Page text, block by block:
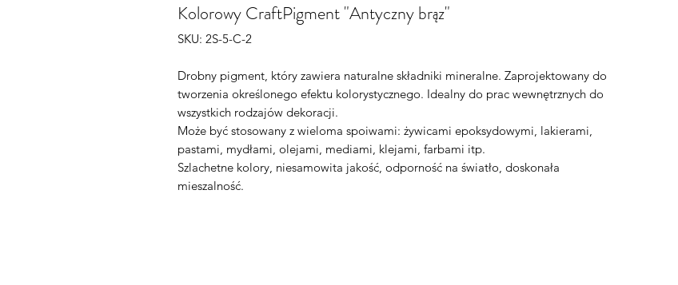
Kolorowy CraftPigment "Antyczny brąz"
SKU: 2S-5-C-2
Drobny pigment, który zawiera naturalne składniki mineralne. Zaprojektowany do
tworzenia określonego efektu kolorystycznego. Idealny do prac wewnętrznych do
wszystkich rodzajów dekoracji.
Może być stosowany z wieloma spoiwami: żywicami epoksydowymi, lakierami,
pastami, mydłami, olejami, mediami, klejami, farbami itp.
Szlachetne kolory, niesamowita jakość, odporność na światło, doskonała
mieszalność.